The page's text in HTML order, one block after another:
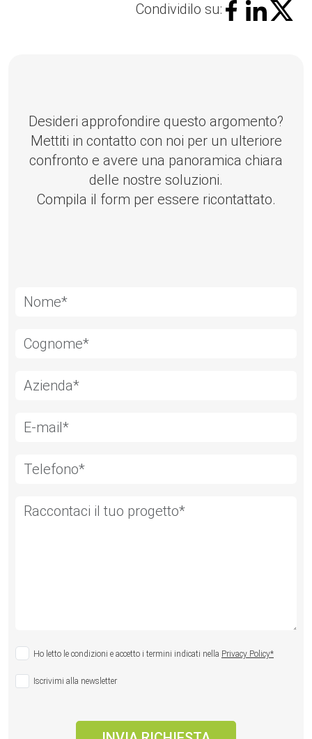
Condividilo su:
Desideri approfondire questo argomento?
Mettiti in contatto con noi per un ulteriore
confronto e avere una panoramica chiara
delle nostre soluzioni.
Compila il form per essere ricontattato.
Ho letto le condizioni e accetto i termini indicati nella Privacy Policy*
Iscrivimi alla newsletter